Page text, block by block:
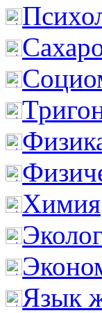
Химия
Язык